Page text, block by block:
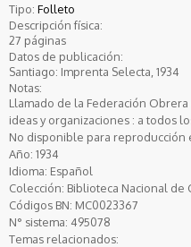
Tipo: Folleto
Descripción física:
27 páginas
Datos de publicación:
Santiago: Imprenta Selecta, 1934
Notas:
Llamado de la Federación
ideas y organizaciones : a todos
No disponible para reproducción
Año: 1934
Idioma: Español
Colección: Biblioteca Nacional de
Códigos BN: MC0023367
N° sistema: 495078
Temas relacionados: